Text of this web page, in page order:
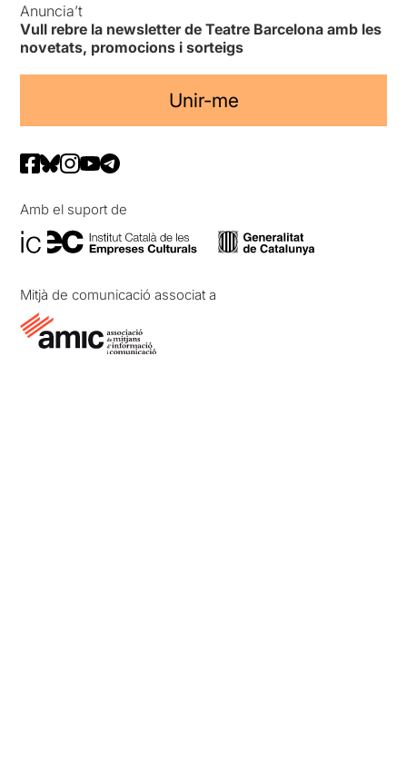
Anuncia’t
Vull rebre la newsletter de Teatre Barcelona amb les
novetats, promocions i sorteigs
Unir-me
Amb el suport de
Mitjà de comunicació associat a